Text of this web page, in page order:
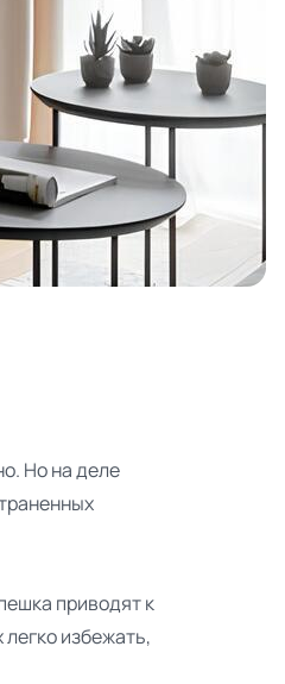
Но на деле
приводят к
избежать,